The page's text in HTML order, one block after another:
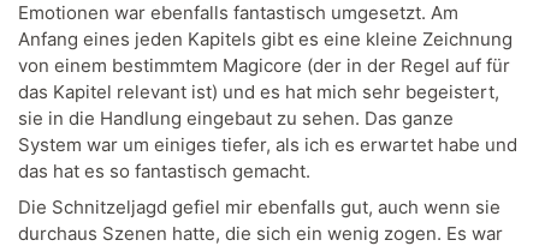
Emotionen war ebenfalls fantastisch umgesetzt. Am
Anfang eines jeden Kapitels gibt es eine kleine Zeichnung
von einem bestimmtem Magicore (der in der Regel auf für
das Kapitel relevant ist) und es hat mich sehr begeistert,
sie in die Handlung eingebaut zu sehen. Das ganze
System war um einiges tiefer, als ich es erwartet habe und
das hat es so fantastisch gemacht.
Die Schnitzeljagd gefiel mir ebenfalls gut, auch wenn sie
durchaus Szenen hatte, die sich ein wenig zogen. Es war